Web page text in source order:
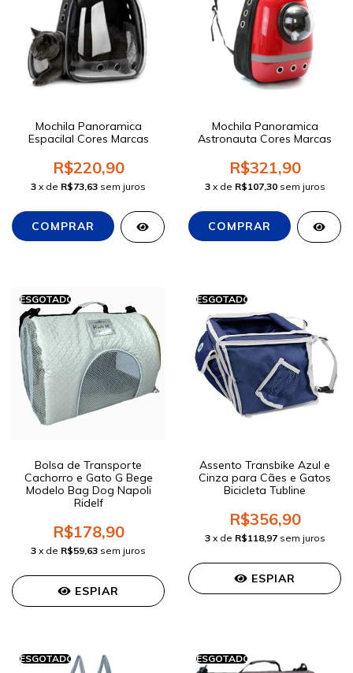
Mochila Panoramica
Espacilal Cores Marcas
R$220,90
3 x de R$73,63 sem juros
Mochila Panoramica
Astronauta Cores Marcas
R$321,90
3 x de R$107,30 sem juros
ESGOTADO
Bolsa de Transporte
Cachorro e Gato G Bege
Modelo Bag Dog Napoli
Ridelf
R$178,90
3 x de R$59,63 sem juros
ESPIAR
ESGOTADO
Assento Transbike Azul e
Cinza para Cães e Gatos
Bicicleta Tubline
R$356,90
3 x de R$118,97 sem juros
ESPIAR
ESGOTADO ESGOTADO